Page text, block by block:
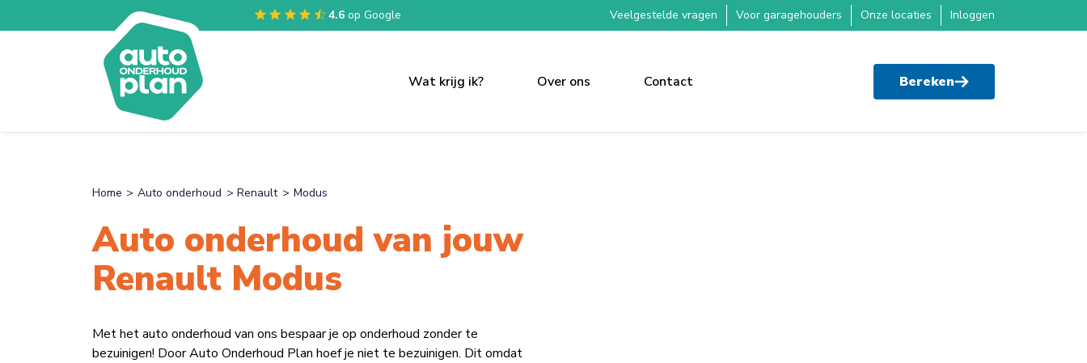
4.6 op Google Veelgestelde vragen Voor garagehouders Onze locaties Inloggen
Wat krijg ik? Over ons Contact Bereken
Home Auto onderhoud Renault Modus
Auto onderhoud van jouw
Renault Modus
Met het auto onderhoud van ons bespaar je op onderhoud zonder te
bezuinigen! Door Auto Onderhoud Plan hoef je niet te bezuinigen. Dit omdat